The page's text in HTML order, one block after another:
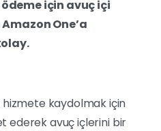
için avuç içi
One’a
kaydolmak için
ederek avuç içlerini bir